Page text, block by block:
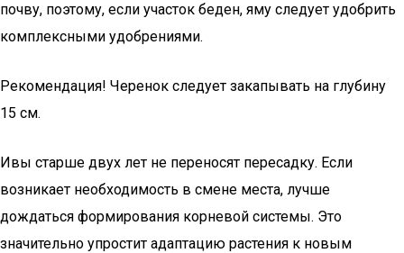
почву, поэтому, если участок беден, яму следует удобрить
комплексными удобрениями.
Рекомендация! Черенок следует закапывать на глубину
15 см.
Ивы старше двух лет не переносят пересадку. Если
возникает необходимость в смене места, лучше
дождаться формирования корневой системы. Это
значительно упростит адаптацию растения к новым